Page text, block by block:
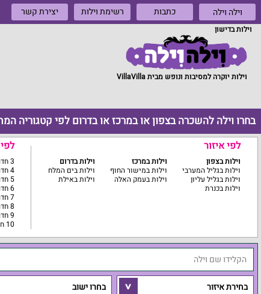
וילה וילה כתבות רשימת וילות יצירת קשר
וילות בדישון
וילות יוקרה למסיבות ונופש מבית VillaVilla
בחרו וילה להשכרה בצפון או במרכז או בדרום לפי קטגוריה
לפי איזור
וילות בצפון
וילות בגליל המערבי
וילות בגליל עליון
וילות בכנרת
וילות במרכז
וילות במישור החוף
וילות בעמק האלה
וילות בדרום
וילות בים המלח
וילות באילת
3 חדרים ומטה
4 חדרים
5 חדרים
6 חדרים
7 חדרים
8 חדרים
9 חדרים
10 חדרים ומעלה
בחירת איזור בחרו ישוב